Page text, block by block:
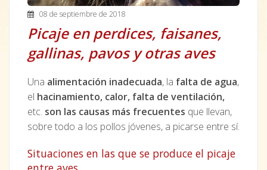
08 de septiembre de 2018
Picaje en perdices, faisanes,
gallinas, pavos y otras aves
Una alimentación inadecuada, la falta de agua,
el hacinamiento, calor, falta de ventilación,
etc. son las causas más frecuentes que llevan,
sobre todo a los pollos jóvenes, a picarse entre sí.
Situaciones en las que se produce el picaje